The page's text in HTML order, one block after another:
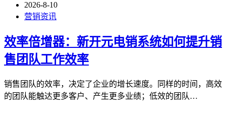
2026-8-10
营销资讯
效率倍增器：新开元电销系统如何提升销
售团队工作效率
销售团队的效率，决定了企业的增长速度。同样的时间，高效
的团队能触达更多客户、产生更多业绩；低效的团队…